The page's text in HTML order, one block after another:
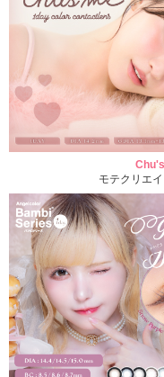
モテクリエ